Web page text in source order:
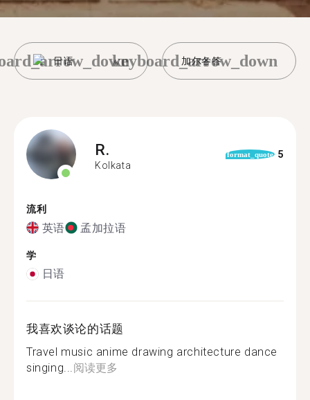
日语 加尔各答
keyboard_arrow_down
R.
Kolkata
format_quote 5
流利
英语 孟加拉语
学
日语
我喜欢谈论的话题
Travel music anime drawing architecture dance
singing...阅读更多